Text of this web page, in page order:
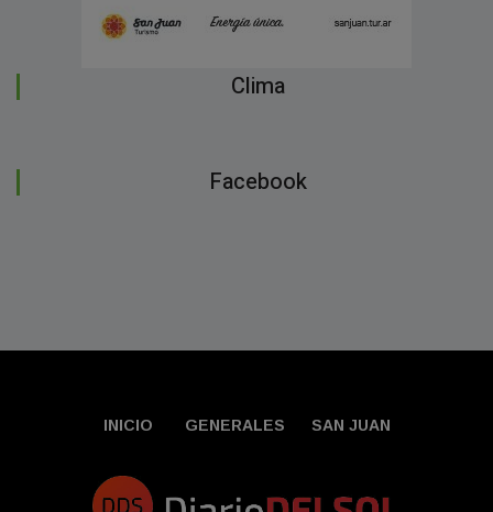
Clima
Facebook
INICIO GENERALES SAN JUAN